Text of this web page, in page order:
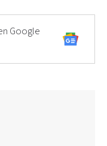
Google